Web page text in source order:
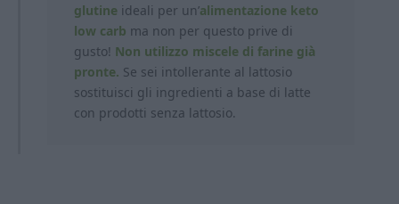
glutine ideali per un’alimentazione keto
low carb ma non per questo prive di
gusto! Non utilizzo miscele di farine già
pronte. Se sei intollerante al lattosio
sostituisci gli ingredienti a base di latte
con prodotti senza lattosio.